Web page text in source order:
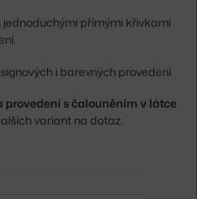
přímými křivkami
i barevných provedení.
provedení s čalouněním v látce
variant na dotaz.